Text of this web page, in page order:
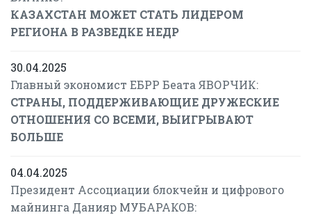
КАЗАХСТАН МОЖЕТ СТАТЬ ЛИДЕРОМ
РЕГИОНА В РАЗВЕДКЕ НЕДР
30.04.2025
Главный экономист ЕБРР Беата ЯВОРЧИК:
СТРАНЫ, ПОДДЕРЖИВАЮЩИЕ ДРУЖЕСКИЕ
ОТНОШЕНИЯ СО ВСЕМИ, ВЫИГРЫВАЮТ
БОЛЬШЕ
04.04.2025
Президент Ассоциации блокчейн и цифрового
майнинга Данияр МУБАРАКОВ: